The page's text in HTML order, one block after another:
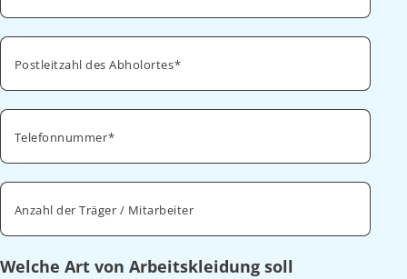
Postleitzahl des Abholortes
Telefonnummer
Anzahl der Träger / Mitarbeiter
Welche Art von Arbeitskleidung soll